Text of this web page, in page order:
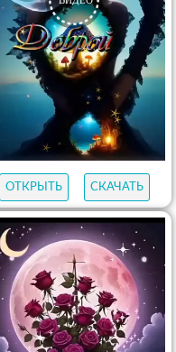
ОТКРЫТЬ СКАЧАТЬ